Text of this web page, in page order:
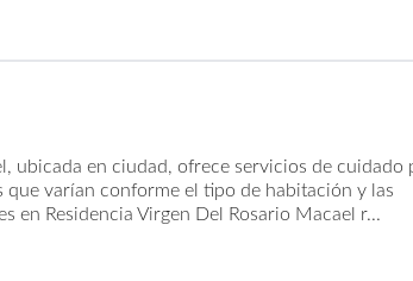
ubicada en ciudad, ofrece servicios de cuidado
varían conforme el tipo de habitación y las
en Residencia Virgen Del Rosario Macael r...